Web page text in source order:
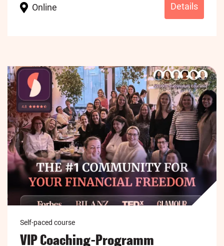
Online Details
Self-paced course
VIP Coaching-Programm